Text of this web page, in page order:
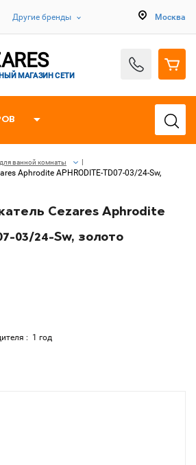
Другие бренды Москва
МАГАЗИН СЕТИ
ванной комнаты
Aphrodite APHRODITE-TD07-03/24-Sw,
Cezares Aphrodite
03/24-Sw, золото
: 1 год